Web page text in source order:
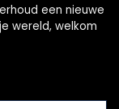
een nieuwe
wereld, welkom